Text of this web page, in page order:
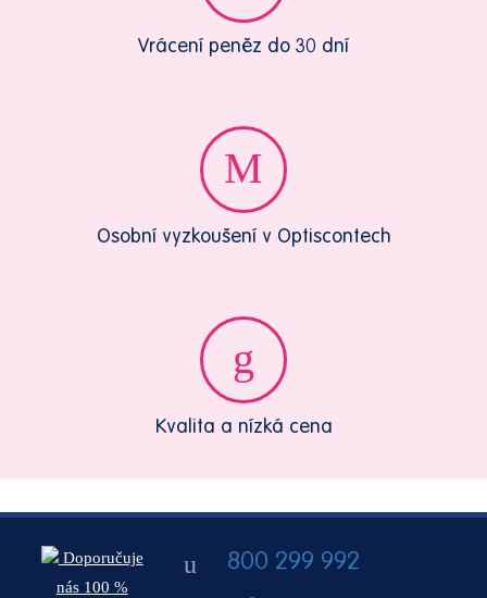
Vrácení peněz do 30 dní
Osobní vyzkoušení v Optiscontech
Kvalita a nízká cena
Doporučuje
nás 100 %
800 299 992